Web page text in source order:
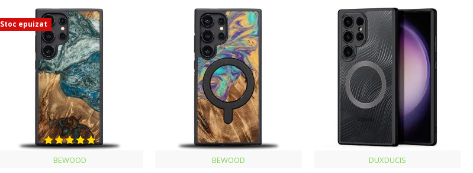
Stoc epuizat
BEWOOD BEWOOD DUXDUCIS